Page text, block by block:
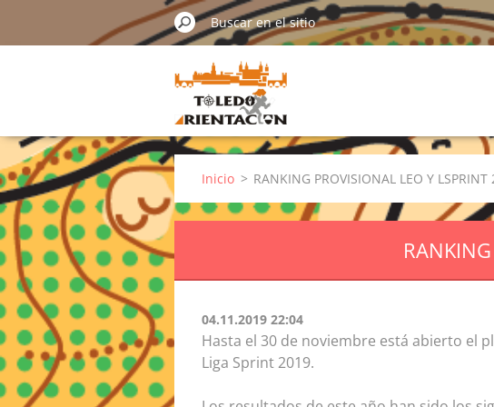
Inicio > RANKING PROVISIONAL LEO Y LSPRINT
04.11.2019 22:04
Hasta el 30 de noviembre está abierto el
Liga Sprint 2019.